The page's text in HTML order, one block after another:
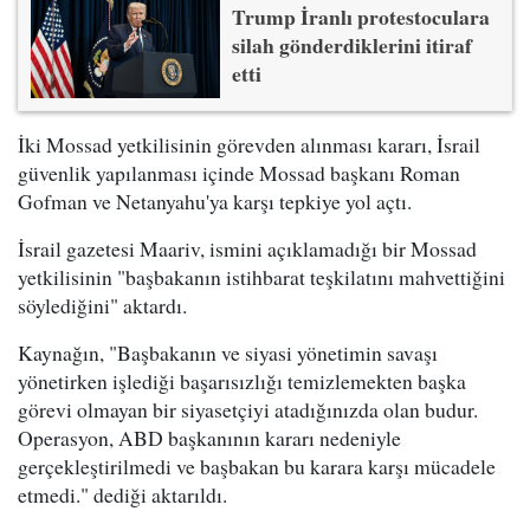
Trump İranlı protestoculara
silah gönderdiklerini itiraf
etti
İki Mossad yetkilisinin görevden alınması kararı, İsrail
güvenlik yapılanması içinde Mossad başkanı Roman
Gofman ve Netanyahu'ya karşı tepkiye yol açtı.
İsrail gazetesi Maariv, ismini açıklamadığı bir Mossad
yetkilisinin "başbakanın istihbarat teşkilatını mahvettiğini
söylediğini" aktardı.
Kaynağın, "Başbakanın ve siyasi yönetimin savaşı
yönetirken işlediği başarısızlığı temizlemekten başka
görevi olmayan bir siyasetçiyi atadığınızda olan budur.
Operasyon, ABD başkanının kararı nedeniyle
gerçekleştirilmedi ve başbakan bu karara karşı mücadele
etmedi." dediği aktarıldı.